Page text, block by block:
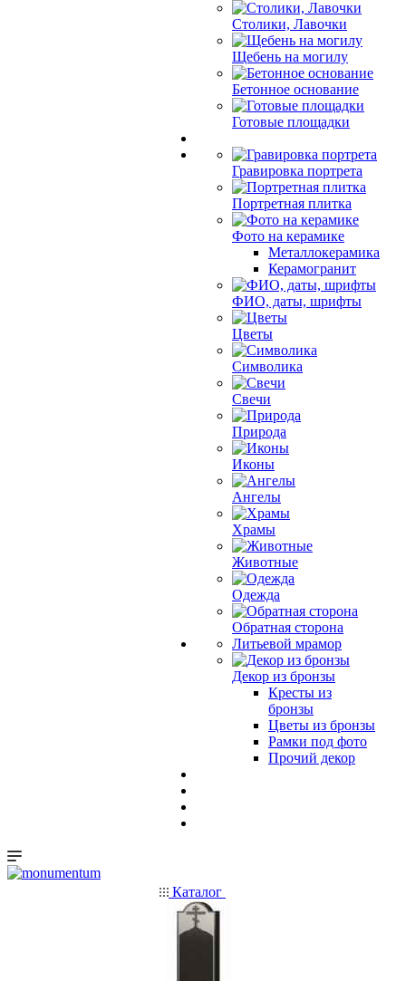
Столики, Лавочки
Щебень на могилу
Бетонное основание
Готовые площадки
Гравировка портрета
Портретная плитка
Фото на керамике
Металлокерамика
Керамогранит
ФИО, даты, шрифты
Цветы
Символика
Свечи
Природа
Иконы
Ангелы
Храмы
Животные
Одежда
Обратная сторона
Литьевой мрамор
Декор из бронзы
Кресты из
бронзы
Цветы из бронзы
Рамки под фото
Прочий декор
Каталог